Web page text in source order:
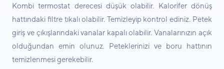
Kombi termostat derecesi düşük olabilir. Kalorifer dönüş
hattındaki filtre tıkalı olabilir. Temizleyip kontrol ediniz. Petek
giriş ve çıkışlarındaki vanalar kapalı olabilir. Vanalarınızın açık
olduğundan emin olunuz. Peteklerinizi ve boru hattının
temizlenmesi gerekebilir.